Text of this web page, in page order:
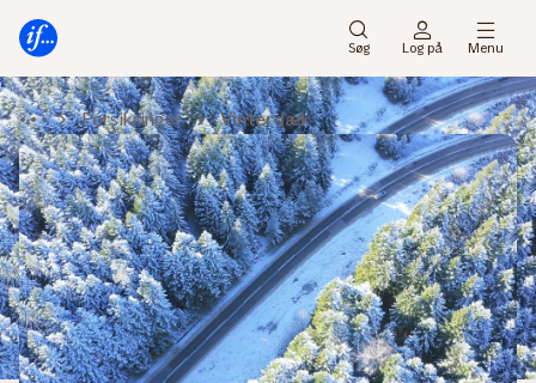
Søg Log på Menu
Forsikringer Vinterdæk